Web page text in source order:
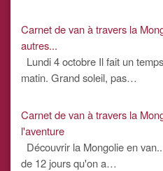
Carnet de van à travers la
autres...
Lundi 4 octobre Il fait un
matin. Grand soleil, pas…
Carnet de van à travers la
l'aventure
Découvrir la Mongolie en
de 12 jours qu'on a…